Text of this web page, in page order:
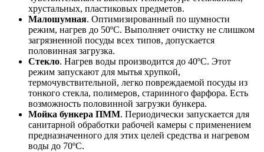
хрустальных, пластиковых предметов.
Малошумная. Оптимизированный по шумности
режим, нагрев до 50ºС. Выполняет очистку не слишком
загрязненной посуды всех типов, допускается
половинная загрузка.
Стекло. Нагрев воды производится до 40ºС. Этот
режим запускают для мытья хрупкой,
термочувствительной, легко повреждаемой посуды из
тонкого стекла, полимеров, старинного фарфора. Есть
возможность половинной загрузки бункера.
Мойка бункера ПММ. Периодически запускается для
санитарной обработки рабочей камеры с применением
предназначенного для этих целей средства и нагревом
воды до 70ºС.